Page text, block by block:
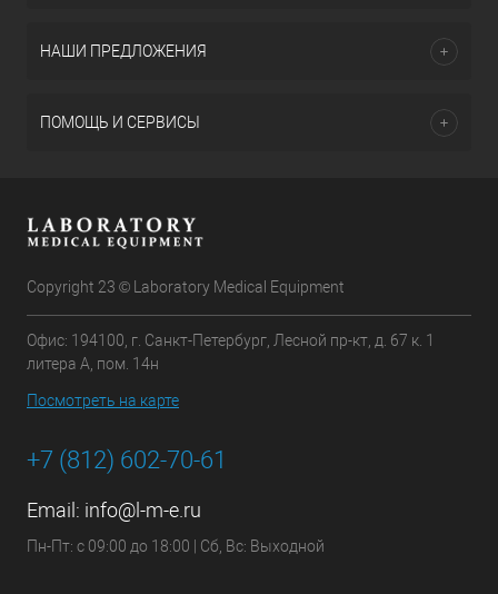
НАШИ ПРЕДЛОЖЕНИЯ
ПОМОЩЬ И СЕРВИСЫ
Copyright 23 © Laboratory Medical Equipment
Офис: 194100, г. Санкт-Петербург, Лесной пр-кт, д. 67 к. 1
литера А, пом. 14н
Посмотреть на карте
+7 (812) 602-70-61
Email: info@l-m-e.ru
Пн-Пт: с 09:00 до 18:00 | Сб, Вс: Выходной